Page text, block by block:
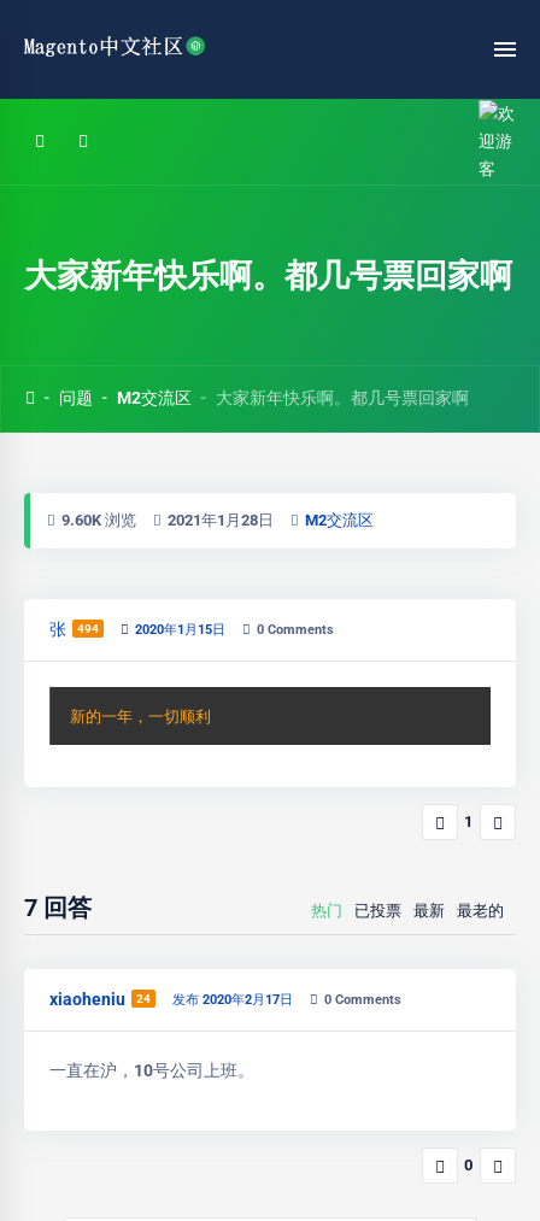
大家新年快乐啊。都几号票回家啊
问题 M2交流区 大家新年快乐啊。都几号票回家啊
9.60K 浏览 2021年1月28日 M2交流区
张 494 2020年1月15日 0 Comments
新的一年，一切顺利
1
7 回答 热门 已投票 最新 最老的
xiaoheniu 24 发布 2020年2月17日 0 Comments
一直在沪，10号公司上班。
0